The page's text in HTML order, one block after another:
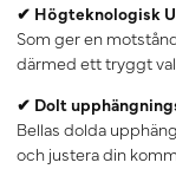
✔ Högteknologisk
Som ger en
därmed ett tryggt
✔ Dolt
Bellas dolda
och justera din